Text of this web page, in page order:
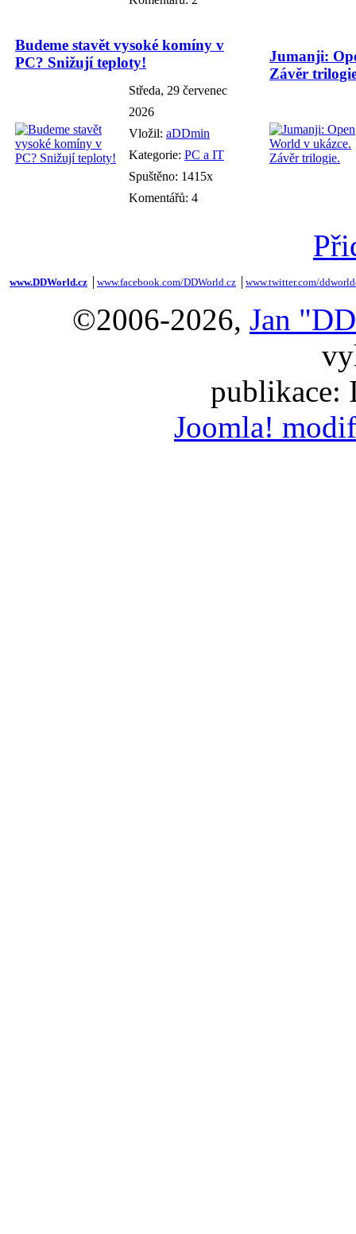
Budeme stavět vysoké komíny v
PC? Snižují teploty!
Středa, 29 červenec
2026
Vložil: aDDmin
Kategorie: PC a IT
Spuštěno: 1415x
Komentářů: 4
Jumanji:
Závěr
www.DDWorld.cz www.facebook.com/DDWorld.cz www.twitter.com/
©2006-2026, Jan
publikace:
Joomla!